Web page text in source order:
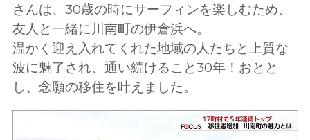
さんは、30歳の時にサーフィンを楽しむため、
友人と一緒に川南町の伊倉浜へ。
温かく迎え入れてくれた地域の人たちと上質な
波に魅了され、通い続けること30年！おとと
し、念願の移住を叶えました。